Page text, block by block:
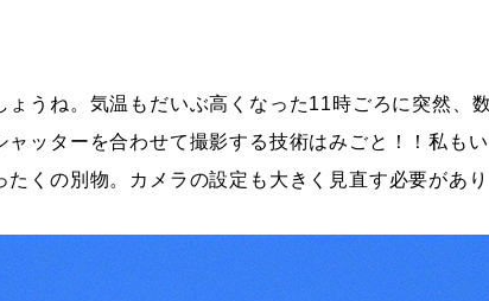
うね。気温もだいぶ高くなった11時ごろに突然、
ッターを合わせて撮影する技術はみごと！！私も
くの別物。カメラの設定も大きく見直す必要があり